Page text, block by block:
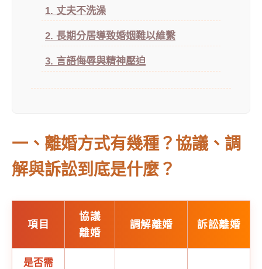
1. 丈夫不洗澡
2. 長期分居導致婚姻難以維繫
3. 言語侮辱與精神壓迫
一、離婚方式有幾種？協議、調
解與訴訟到底是什麼？
項目
協議
離婚
調解離婚 訴訟離婚
是否需